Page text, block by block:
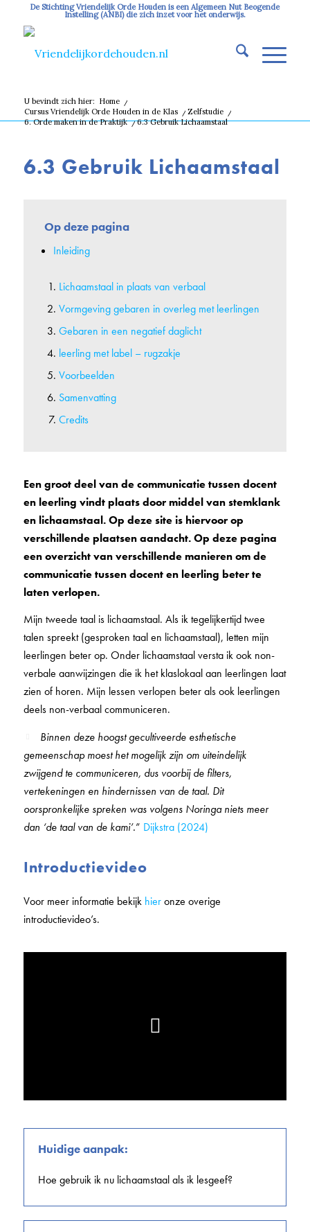
De Stichting Vriendelijk Orde Houden is een Algemeen Nut Beogende
Instelling (ANBI) die zich inzet voor het onderwijs.
U bevindt zich hier: Home
/
Cursus Vriendelijk Orde Houden in de Klas
/ Zelfstudie
/
6. Orde maken in de Praktijk /6.3 Gebruik Lichaamstaal
6.3 Gebruik Lichaamstaal
Op deze pagina
Inleiding
Lichaamstaal in plaats van verbaal
Vormgeving gebaren in overleg met leerlingen
Gebaren in een negatief daglicht
leerling met label – rugzakje
Voorbeelden
Samenvatting
Credits
Een groot deel van de communicatie tussen docent
en leerling vindt plaats door middel van stemklank
en lichaamstaal. Op deze site is hiervoor op
verschillende plaatsen aandacht. Op deze pagina
een overzicht van verschillende manieren om de
communicatie tussen docent en leerling beter te
laten verlopen.
Mijn tweede taal is lichaamstaal. Als ik tegelijkertijd twee
talen spreekt (gesproken taal en lichaamstaal), letten mijn
leerlingen beter op. Onder lichaamstaal versta ik ook non-
verbale aanwijzingen die ik het klaslokaal aan leerlingen laat
zien of horen. Mijn lessen verlopen beter als ook leerlingen
deels non-verbaal communiceren.
Binnen deze hoogst gecultiveerde esthetische
gemeenschap moest het mogelijk zijn om uiteindelijk
zwijgend te communiceren, dus voorbij de filters,
vertekeningen en hindernissen van de taal. Dit
oorspronkelijke spreken was volgens Noringa niets meer
dan ‘de taal van de kami’.” Dijkstra (2024)
Introductievideo
Voor meer informatie bekijk hieronze overige
introductievideo’s.
Huidige aanpak:
Hoe gebruik ik nu lichaamstaal als ik lesgeef?